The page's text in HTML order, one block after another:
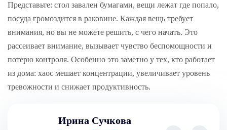
Представьте: стол завален бумагами, вещи лежат где попало,
посуда громоздится в раковине. Каждая вещь требует
внимания, но вы не можете решить, с чего начать. Это
рассеивает внимание, вызывает чувство беспомощности и
потерю контроля. Особенно это заметно у тех, кто работает
из дома: хаос мешает концентрации, увеличивает уровень
тревожности и снижает продуктивность.
Ирина Сучкова